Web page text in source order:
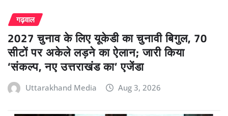
गढ़वाल
2027 चुनाव के लिए यूकेडी का चुनावी बिगुल, 70
सीटों पर अकेले लड़ने का ऐलान; जारी किया
‘संकल्प, नए उत्तराखंड का’ एजेंडा
Uttarakhand Media Aug 3, 2026